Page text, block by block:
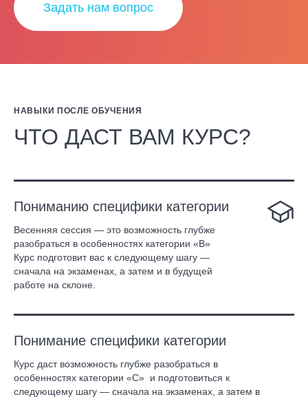
Задать нам вопрос
НАВЫКИ ПОСЛЕ ОБУЧЕНИЯ
ЧТО ДАСТ ВАМ КУРС?
Пониманию специфики категории
Весенняя сессия — это возможность глубже
разобраться в особенностях категории «В»
Курс подготовит вас к следующему шагу —
сначала на экзаменах, а затем и в будущей
работе на склоне.
Понимание специфики категории
Курс даст возможность глубже разобраться в
особенностях категории «С» и подготовиться к
следующему шагу — сначала на экзаменах, а затем в